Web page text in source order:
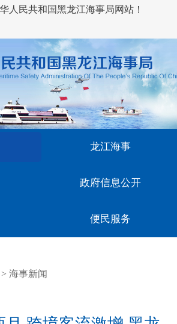
人民共和国黑龙江海事局网站！
龙江海事
政府信息公开
便民服务
> 海事新闻